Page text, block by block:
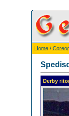
Home/
Derby